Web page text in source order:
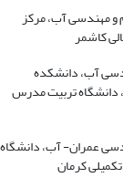
و مهندسی آب، مرکز
کاشمر
آب، دانشکده
دانشگاه تربیت مدرس
عمران- آب، دانشگاه
کرمان